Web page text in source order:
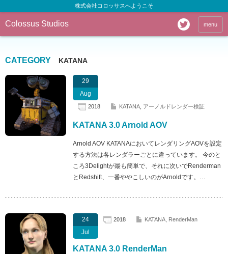
株式会社コロッサスへようこそ
Colossus Studios menu
CATEGORY KATANA
29
Aug
2018 KATANA, アーノルドレンダー検証
KATANA 3.0 Arnold AOV
Arnold AOV KATANAにおいてレンダリングAOVを設定
する方法は各レンダラーごとに違っています。 今のと
ころ3Delightが最も簡単で、それに次いでRenderman
とRedshift、一番ややこしいのがArnoldです。…
24
Jul
2018 KATANA, RenderMan
KATANA 3.0 RenderMan